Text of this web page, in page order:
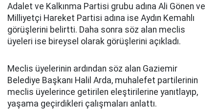
Adalet ve Kalkınma Partisi grubu adına Ali Gönen ve
Milliyetçi Hareket Partisi adına ise Aydın Kemahlı
görüşlerini belirtti. Daha sonra söz alan meclis
üyeleri ise bireysel olarak görüşlerini açıkladı.
Meclis üyelerinin ardından söz alan Gaziemir
Belediye Başkanı Halil Arda, muhalefet partilerinin
meclis üyelerince getirilen eleştirilerine yanıtlayıp,
yaşama geçirdikleri çalışmaları anlattı.